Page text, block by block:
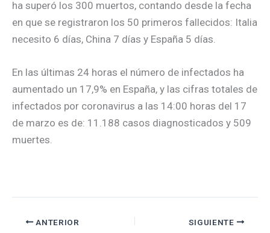
ha superó los 300 muertos, contando desde la fecha
en que se registraron los 50 primeros fallecidos: Italia
necesito 6 días, China 7 días y España 5 días.
En las últimas 24 horas el número de infectados ha
aumentado un 17,9% en España, y las cifras totales de
infectados por coronavirus a las 14:00 horas del 17
de marzo es de: 11.188 casos diagnosticados y 509
muertes.
ANTERIOR SIGUIENTE